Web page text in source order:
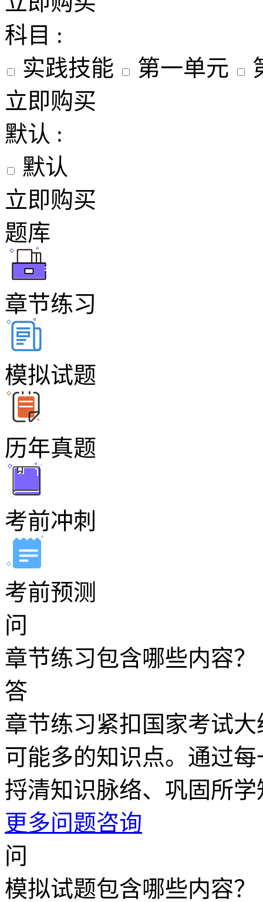
科目 :
实践技能
第一单元
立即购买
默认 :
默认
立即购买
题库
章节练习
模拟试题
历年真题
考前冲刺
考前预测
问
章节练习包含哪些内容？
答
章节练习紧扣国家考试
可能多的知识点。通过
捋清知识脉络、巩固所学
更多问题咨询
问
模拟试题包含哪些内容？